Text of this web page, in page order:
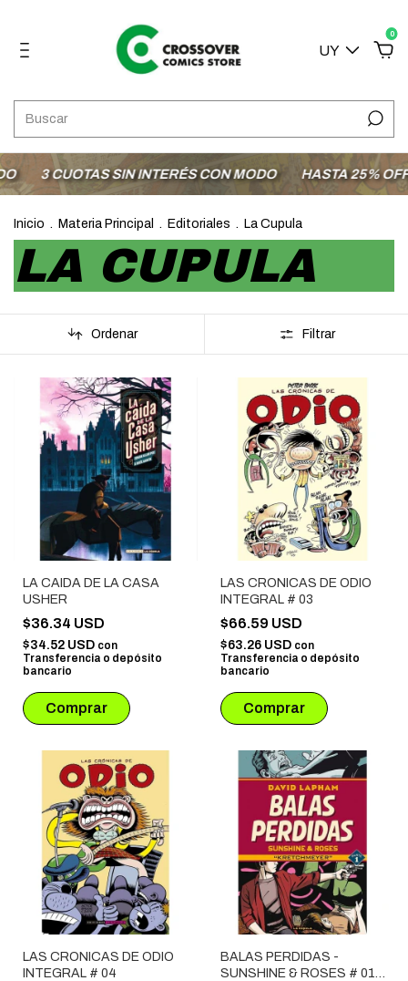
UY
0
3 CUOTAS SIN INTERÉS CON MODO HASTA 25% OFF
Inicio . Materia Principal . Editoriales . La Cupula
LA CUPULA
Ordenar Filtrar
LA CAIDA DE LA CASA
USHER
$36.34 USD
$34.52 USD con
Transferencia o depósito
bancario
LAS CRONICAS DE ODIO
INTEGRAL # 03
$66.59 USD
$63.26 USD con
Transferencia o depósito
bancario
LAS CRONICAS DE ODIO
INTEGRAL # 04
BALAS PERDIDAS -
SUNSHINE & ROSES # 01: